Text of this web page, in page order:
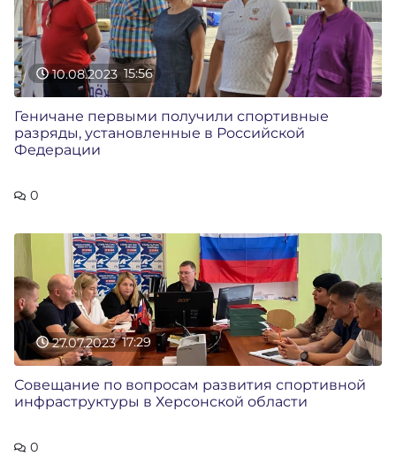
10.08.2023 15:56
Геничане первыми получили спортивные
разряды, установленные в Российской
Федерации
0
27.07.2023 17:29
Совещание по вопросам развития спортивной
инфраструктуры в Херсонской области
0